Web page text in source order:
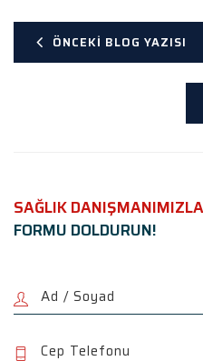
ÖNCEKI BLOG YAZISI
SAĞLIK
FORMU DOLDURUN!